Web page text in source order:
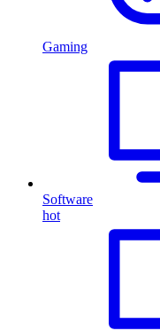
Gaming
Software
hot